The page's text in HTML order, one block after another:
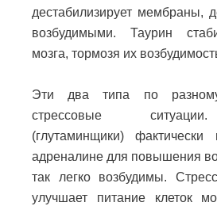
дестабилизирует мембраны,
возбудимыми. Таурин
мозга, тормозя их
Эти два типа по
стрессовые
(глутаминщики)
адреналине для повышения
так легко возбудимы.
улучшает питание клеток